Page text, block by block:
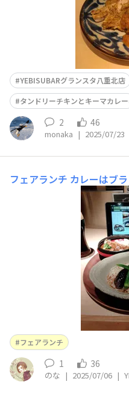
YEBISUBARグランスタ八重北店
タンドリーチキンとキーマカレ
2 46
monaka | 2025/07/23
フェアランチ カレーはブ
フェアランチ
1 36
のな | 2025/07/06 |